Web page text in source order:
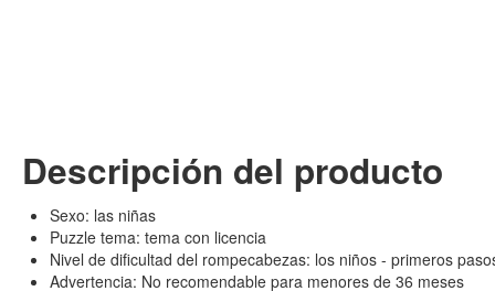
Descripción del producto
Sexo: las niñas
Puzzle tema: tema con licencia
Nivel de dificultad del rompecabezas: los niños - primeros
Advertencia: No recomendable para menores de 36 meses